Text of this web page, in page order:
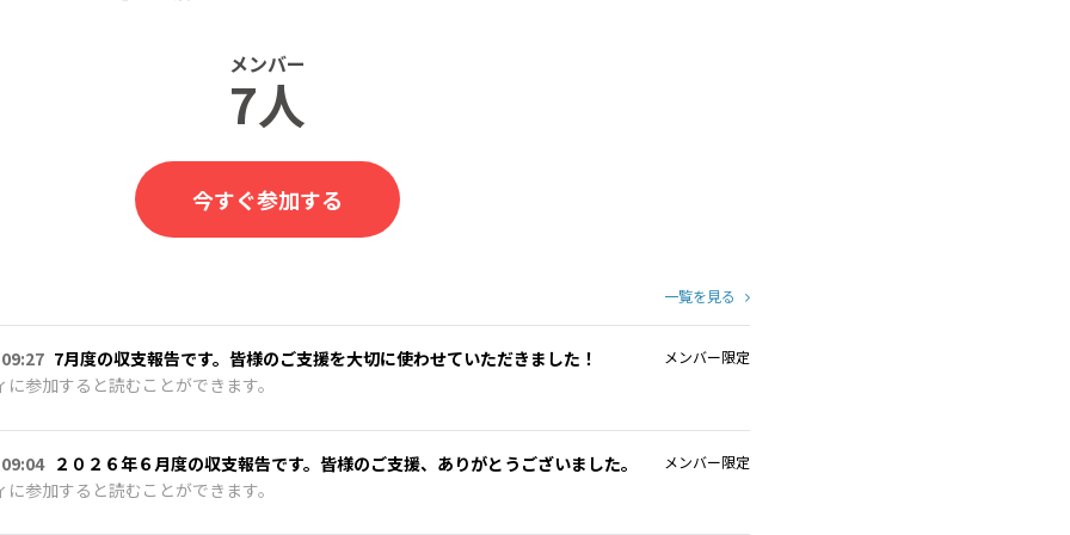
メンバー
7人
今すぐ参加する
一覧を見る
7月度の収支報告です。皆様のご支援を大切に使わせていただきました！ メンバー限定
参加すると読むことができます。
２０２６年６月度の収支報告です。皆様のご支援、ありがとうございました。 メンバー限定
参加すると読むことができます。